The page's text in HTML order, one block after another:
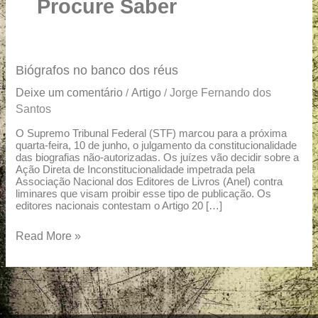
Procure Saber
Biógrafos no banco dos réus
Deixe um comentário /Artigo /Jorge Fernando dos
Santos
O Supremo Tribunal Federal (STF) marcou para a próxima
quarta-feira, 10 de junho, o julgamento da constitucionalidade
das biografias não-autorizadas. Os juízes vão decidir sobre a
Ação Direta de Inconstitucionalidade impetrada pela
Associação Nacional dos Editores de Livros (Anel) contra
liminares que visam proibir esse tipo de publicação. Os
editores nacionais contestam o Artigo 20 […]
Biógrafos
banco
dos
réus
Read More »